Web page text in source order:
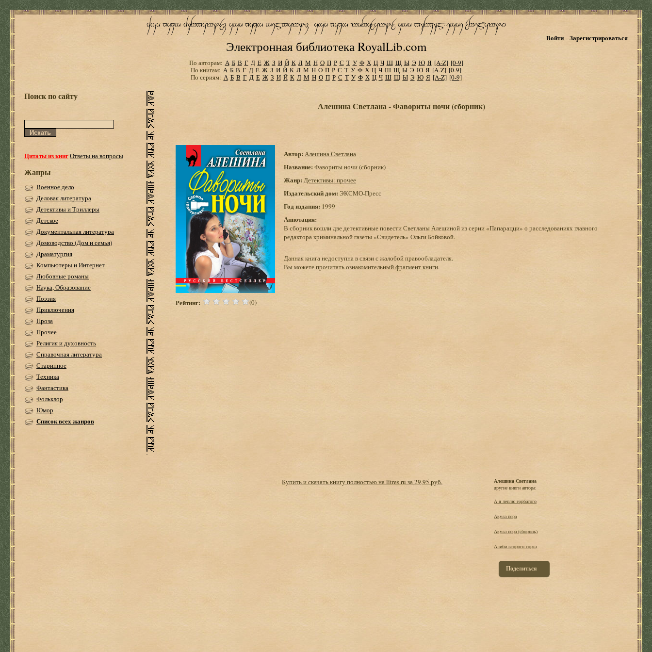
Электронная библиотека RoyalLib.com
Войти Зарегистрироваться
По авторам: А Б В Г Д Е Ж З И Й К Л М Н О П Р С Т У Ф Х Ц Ч Ш Щ Ы Э Ю Я [A-Z] [0-9]
По книгам: А Б В Г Д Е Ж З И Й К Л М Н О П Р С Т У Ф Х Ц Ч Ш Щ Ы Э Ю Я [A-Z] [0-9]
По сериям: А Б В Г Д Е Ж З И Й К Л М Н О П Р С Т У Ф Х Ц Ч Ш Щ Ы Э Ю Я [A-Z] [0-9]
Поиск по сайту
Цитаты из книгОтветы на вопросы
Жанры
Военное дело
Деловая литература
Детективы и Триллеры
Детское
Документальная литература
Домоводство (Дом и семья)
Драматургия
Компьютеры и Интернет
Любовные романы
Наука, Образование
Поэзия
Приключения
Проза
Прочее
Религия и духовность
Справочная литература
Старинное
Техника
Фантастика
Фольклор
Юмор
Список всех жанров
Алешина Светлана - Фавориты ночи (сборник)
Рейтинг: (0)
Автор: Алешина Светлана
Название: Фавориты ночи (сборник)
Жанр: Детективы: прочее
Издательский дом: ЭКСМО-Пресс
Год издания: 1999
Аннотация:
В сборник вошли две детективные повести Светланы Алешиной из серии «Папарацци» о расследованиях главного
редактора криминальной газеты «Свидетель» Ольги Бойковой.
Данная книга недоступна в связи с жалобой правообладателя.
Вы можетепрочитать ознакомительный фрагмент книги.
Купить и скачать книгу полностью на litres.ru за 29,95 руб.
Алешина Светлана
другие книги автора:
А я леплю горбатого
Акула пера
Акула пера (сборник)
Алиби второго сорта
Поделиться